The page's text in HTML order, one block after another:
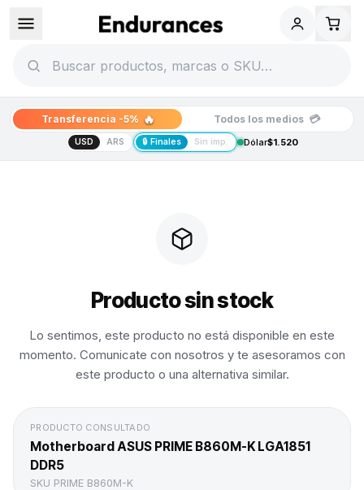
Transferencia -5% 🔥 Todos los medios 💳
USD ARS 🔒 Finales Sin imp. Dólar$1.520
Producto sin stock
Lo sentimos, este producto no está disponible en este
momento. Comunicate con nosotros y te asesoramos con
este producto o una alternativa similar.
PRODUCTO CONSULTADO
Motherboard ASUS PRIME B860M-K LGA1851
DDR5
SKU PRIME B860M-K